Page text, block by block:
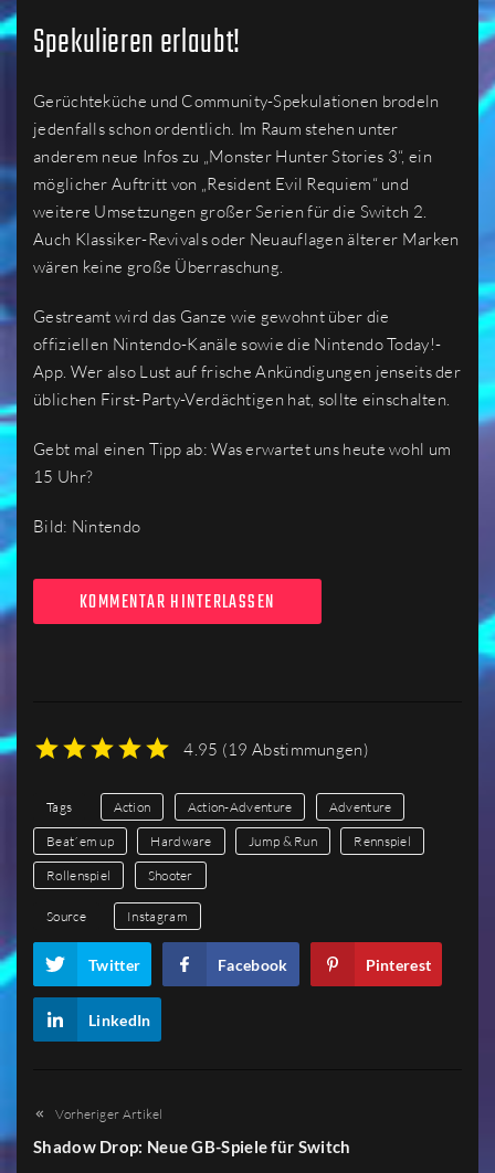
Spekulieren erlaubt!
Gerüchteküche und Community-Spekulationen brodeln
jedenfalls schon ordentlich. Im Raum stehen unter
anderem neue Infos zu „Monster Hunter Stories 3“, ein
möglicher Auftritt von „Resident Evil Requiem“ und
weitere Umsetzungen großer Serien für die Switch 2.
Auch Klassiker-Revivals oder Neuauflagen älterer Marken
wären keine große Überraschung.
Gestreamt wird das Ganze wie gewohnt über die
offiziellen Nintendo-Kanäle sowie die Nintendo Today!-
App. Wer also Lust auf frische Ankündigungen jenseits der
üblichen First-Party-Verdächtigen hat, sollte einschalten.
Gebt mal einen Tipp ab: Was erwartet uns heute wohl um
15 Uhr?
Bild: Nintendo
KOMMENTAR HINTERLASSEN
4.95 (19 Abstimmungen)
Tags Action Action-Adventure Adventure
Beat´em up Hardware Jump & Run Rennspiel
Rollenspiel Shooter
Source Instagram
Twitter Facebook Pinterest
LinkedIn
Vorheriger Artikel
Shadow Drop: Neue GB-Spiele für Switch